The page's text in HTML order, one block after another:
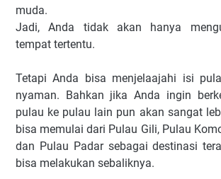
muda.
Jadi, Anda tidak akan hanya
tempat tertentu.
Tetapi Anda bisa menjelaajahi isi
nyaman. Bahkan jika Anda ingin
pulau ke pulau lain pun akan sangat
bisa memulai dari Pulau Gili, Pulau
dan Pulau Padar sebagai destinasi
bisa melakukan sebaliknya.